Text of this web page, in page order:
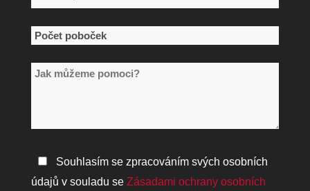
společnosti
*
Počet
Jak
Zásady
ochrany
Souhlasím se zpracováním svých osobních
údajů v souladu se Zásadami ochrany osobních